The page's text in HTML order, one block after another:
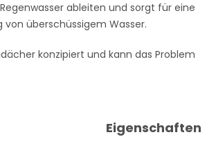
ableiten und sorgt für eine
überschüssigem Wasser.
konzipiert und kann das Problem
Eigenschaften